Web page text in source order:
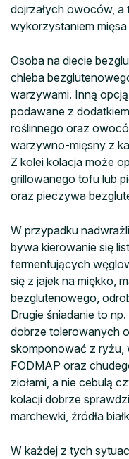
dojrzałych owoców, a
wykorzystaniem
Osoba na diecie
chleba
warzywami. Inną
podawane z
roślinnego oraz
warzywno-mięsny z
Z kolei kolacja może
grillowanego tofu lub
oraz pieczywa
W przypadku
bywa kierowanie się
fermentujących
się z jajek na miękko,
bezglutenowego,
Drugie śniadanie to
dobrze tolerowanych
skomponować z ryżu,
FODMAP oraz
ziołami, a nie cebulą
kolacji dobrze
marchewki, źródła
W każdej z tych